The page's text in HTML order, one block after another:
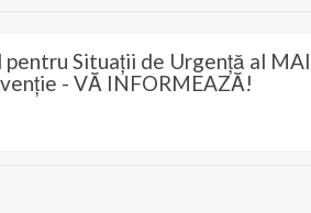
Situații de Urgență al MAI
- VĂ INFORMEAZĂ!